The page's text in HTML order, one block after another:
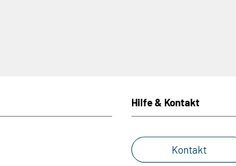
Hilfe & Kontakt
Kontakt